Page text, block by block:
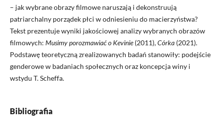
– jak wybrane obrazy filmowe naruszają i dekonstruują
patriarchalny porządek płci w odniesieniu do macierzyństwa?
Tekst prezentuje wyniki jakościowej analizy wybranych obrazów
filmowych: Musimy porozmawiać o Kevinie(2011),Córka(2021).
Podstawę teoretyczną zrealizowanych badań stanowiły: podejście
genderowe w badaniach społecznych oraz koncepcja winy i
wstydu T. Scheffa.
Bibliografia